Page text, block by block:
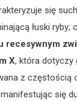
się
łuski ryby;
recesywnym
X, która dotyczy
z częstością
się